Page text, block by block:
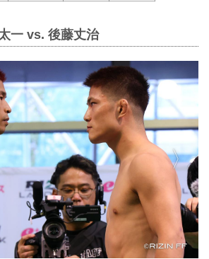
一 vs. 後藤丈治